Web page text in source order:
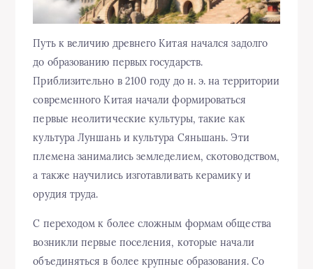
Путь к величию древнего Китая начался задолго
до образованию первых государств.
Приблизительно в 2100 году до н. э. на территории
современного Китая начали формироваться
первые неолитические культуры, такие как
культура Луншань и культура Сяньшань. Эти
племена занимались земледелием, скотоводством,
а также научились изготавливать керамику и
орудия труда.
С переходом к более сложным формам общества
возникли первые поселения, которые начали
объединяться в более крупные образования. Со